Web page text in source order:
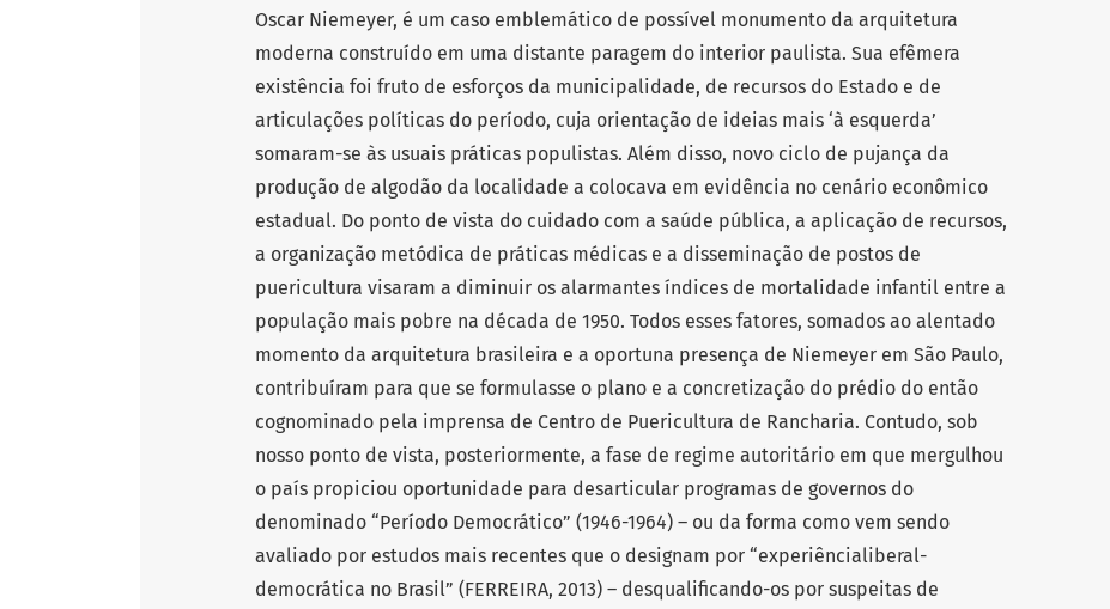
Oscar Niemeyer, é um caso emblemático de possível monumento da arquitetura
moderna construído em uma distante paragem do interior paulista. Sua efêmera
existência foi fruto de esforços da municipalidade, de recursos do Estado e de
articulações políticas do período, cuja orientação de ideias mais ‘à esquerda’
somaram-se às usuais práticas populistas. Além disso, novo ciclo de pujança da
produção de algodão da localidade a colocava em evidência no cenário econômico
estadual. Do ponto de vista do cuidado com a saúde pública, a aplicação de recursos,
a organização metódica de práticas médicas e a disseminação de postos de
puericultura visaram a diminuir os alarmantes índices de mortalidade infantil entre a
população mais pobre na década de 1950. Todos esses fatores, somados ao alentado
momento da arquitetura brasileira e a oportuna presença de Niemeyer em São Paulo,
contribuíram para que se formulasse o plano e a concretização do prédio do então
cognominado pela imprensa de Centro de Puericultura de Rancharia. Contudo, sob
nosso ponto de vista, posteriormente, a fase de regime autoritário em que mergulhou
o país propiciou oportunidade para desarticular programas de governos do
denominado “Período Democrático” (1946-1964) – ou da forma como vem sendo
avaliado por estudos mais recentes que o designam por “experiêncialiberal-
democrática no Brasil” (FERREIRA, 2013) – desqualificando-os por suspeitas de